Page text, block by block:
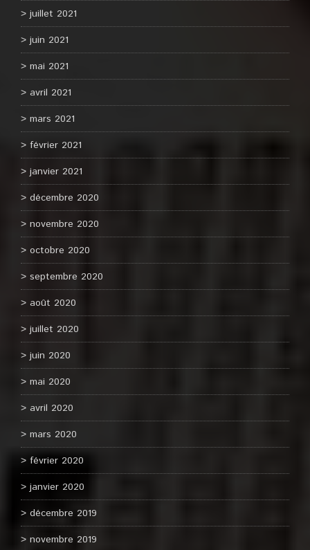
juillet 2021
juin 2021
mai 2021
avril 2021
mars 2021
février 2021
janvier 2021
décembre 2020
novembre 2020
octobre 2020
septembre 2020
août 2020
juillet 2020
juin 2020
mai 2020
avril 2020
mars 2020
février 2020
janvier 2020
décembre 2019
novembre 2019